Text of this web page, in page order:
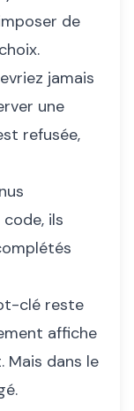
de
jamais
une
refusée,
ils
clé reste
affiche
Mais dans le